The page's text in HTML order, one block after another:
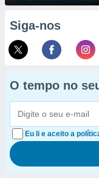
Siga-nos
O tempo no
Eu li e aceito a